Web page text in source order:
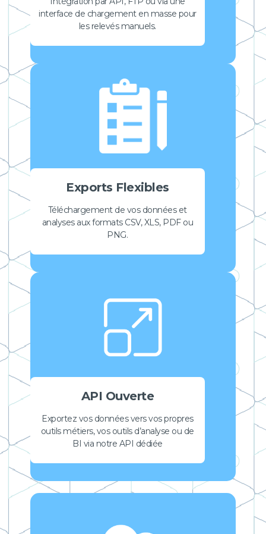
interface de chargement en masse pour
les relevés manuels.
Exports Flexibles
Téléchargement de vos données et
analyses aux formats CSV, XLS, PDF ou
PNG.
API Ouverte
Exportez vos données vers vos propres
outils métiers, vos outils d’analyse ou de
BI via notre API dédiée